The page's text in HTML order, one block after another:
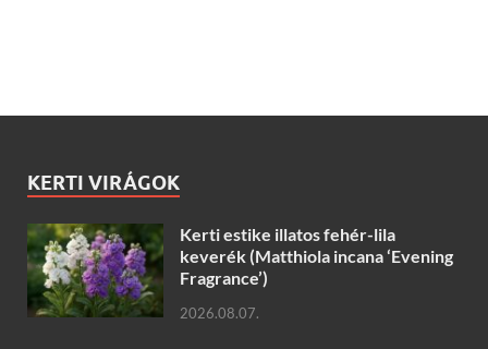
KERTI VIRÁGOK
Kerti estike illatos fehér-lila
keverék (Matthiola incana ‘Evening
Fragrance’)
2026.08.07.